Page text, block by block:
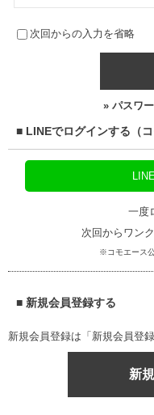
次回からの入力を省略
» パスワ
■ LINEでログインする（コ
一度
次回からワン
※コモエース
■ 新規会員登録する
新規会員登録は「新規会員登
新